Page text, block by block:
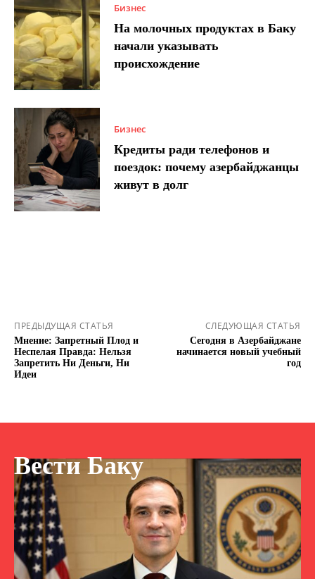
Бизнес
На молочных продуктах в Баку
начали указывать
происхождение
Бизнес
Кредиты ради телефонов и
поездок: почему азербайджанцы
живут в долг
ПРЕДЫДУЩАЯ СТАТЬЯ
Мнение: Запретный Плод и
Неспелая Правда: Нельзя
Запретить Ни Деньги, Ни
Идеи
СЛЕДУЮЩАЯ СТАТЬЯ
Сегодня в Азербайджане
начинается новый учебный
год
Вести Баку